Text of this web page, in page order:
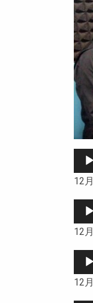
プ
レ
ヤ
12
プ
レ
ヤ
12
プ
レ
12